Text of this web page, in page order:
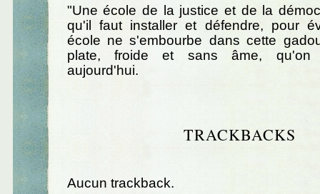
"Une école de la justice et de la
qu'il faut installer et défendre, pour
école ne s'embourbe dans cette
plate, froide et sans âme, qu'on
aujourd'hui.
TRACKBACKS
Aucun trackback.